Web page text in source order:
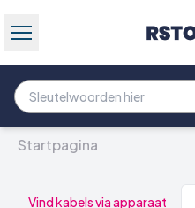
Startpagina
Vind kabels via apparaat